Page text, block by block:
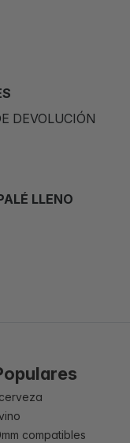
DEVOLUCIÓN
LLENO
compatibles